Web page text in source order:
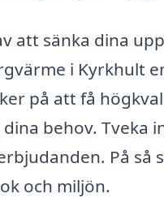
att sänka dina
i Kyrkhult
på att få
behov.
På
och miljön.